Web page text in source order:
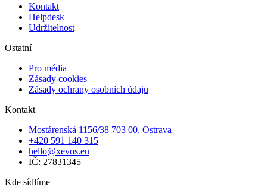
Kontakt
Helpdesk
Udržitelnost
Ostatní
Pro média
Zásady cookies
Zásady ochrany osobních údajů
Kontakt
Mostárenská 1156/38 703 00, Ostrava
+420 591 140 315
hello@xevos.eu
IČ: 27831345
Kde sídlíme